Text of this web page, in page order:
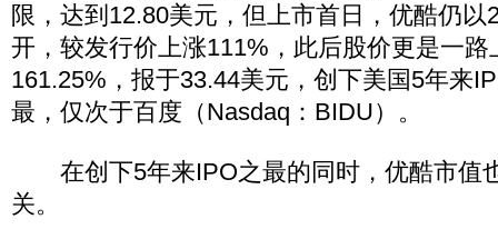
限，达到12.80美元，但上市首日，优酷仍以
开，较发行价上涨111%，此后股价更是一路
161.25%，报于33.44美元，创下美国5年来
最，仅次于百度（Nasdaq：BIDU）。
在创下5年来IPO之最的同时，优酷市值
关。